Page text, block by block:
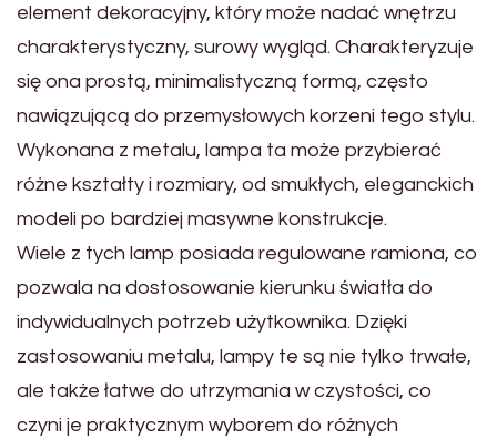
element dekoracyjny, który może nadać wnętrzu
charakterystyczny, surowy wygląd. Charakteryzuje
się ona prostą, minimalistyczną formą, często
nawiązującą do przemysłowych korzeni tego stylu.
Wykonana z metalu, lampa ta może przybierać
różne kształty i rozmiary, od smukłych, eleganckich
modeli po bardziej masywne konstrukcje.
Wiele z tych lamp posiada regulowane ramiona, co
pozwala na dostosowanie kierunku światła do
indywidualnych potrzeb użytkownika. Dzięki
zastosowaniu metalu, lampy te są nie tylko trwałe,
ale także łatwe do utrzymania w czystości, co
czyni je praktycznym wyborem do różnych